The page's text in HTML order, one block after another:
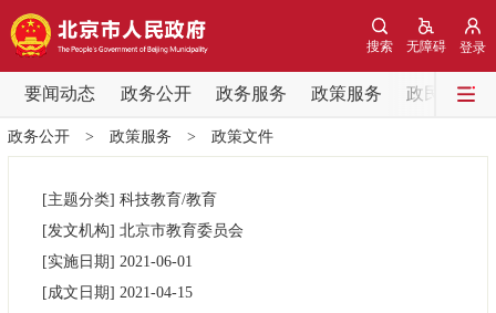
登录
无障碍
搜索
要闻动态 政务公开 政务服务 政策服务 政民互动
要闻动态
党中央精神 国务院信息
北京要闻
政务公开> 政策服务 > 政策文件
[主题分类] 科技教育/教育
[发文机构] 北京市教育委员会
[实施日期] 2021-06-01
[成文日期] 2021-04-15